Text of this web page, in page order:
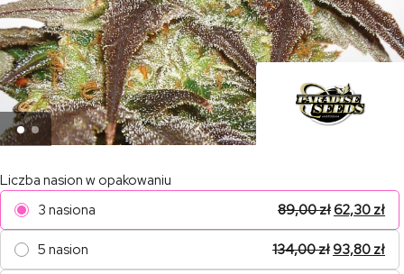
Liczba nasion w opakowaniu
3 nasiona
89,00zł62,30 zł
5 nasion 134,00zł93,80 zł